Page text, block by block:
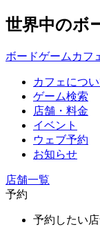
世界中のボ
ボードゲームカフ
カフェにつ
ゲーム検索
店舗・料金
イベント
ウェブ予約
お知らせ
店舗一覧
予約
予約したい